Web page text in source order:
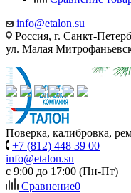
info@etalon.su
Россия, г. Санкт-
ул. Малая
Поверка, калибровка,
+7 (812) 448 39 00
info@etalon.su
c 9:00 до 17:00 (Пн-Пт)
Сравнение0